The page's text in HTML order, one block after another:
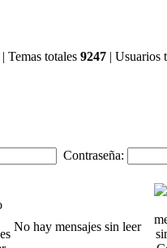
| Temas totales 9247 | Usuarios
Contraseña:
No hay mensajes sin leer